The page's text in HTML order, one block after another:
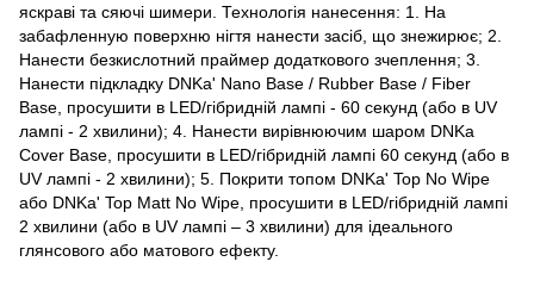
яскраві та сяючі шимери. Технологія нанесення: 1. На
забафленную поверхню нігтя нанести засіб, що знежирює; 2.
Нанести безкислотний праймер додаткового зчеплення; 3.
Нанести підкладку DNKa' Nano Base / Rubber Base / Fiber
Base, просушити в LED/гібридній лампі - 60 секунд (або в UV
лампі - 2 хвилини); 4. Нанести вирівнюючим шаром DNKa
Cover Base, просушити в LED/гібридній лампі 60 секунд (або в
UV лампі - 2 хвилини); 5. Покрити топом DNKa' Top No Wipe
або DNKa' Top Matt No Wipe, просушити в LED/гібридній лампі
2 хвилини (або в UV лампі – 3 хвилини) для ідеального
глянсового або матового ефекту.